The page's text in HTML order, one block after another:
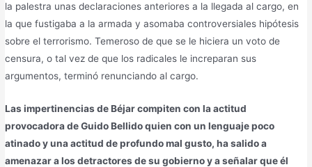
la palestra unas declaraciones anteriores a la llegada al cargo, en
la que fustigaba a la armada y asomaba controversiales hipótesis
sobre el terrorismo. Temeroso de que se le hiciera un voto de
censura, o tal vez de que los radicales le increparan sus
argumentos, terminó renunciando al cargo.
Las impertinencias de Béjar compiten con la actitud
provocadora de Guido Bellido quien con un lenguaje poco
atinado y una actitud de profundo mal gusto, ha salido a
amenazar a los detractores de su gobierno y a señalar que él